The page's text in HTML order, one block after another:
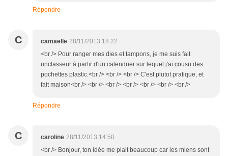
Répondre
C camaelle 28/11/2013 18:22
<br /> Pour ranger mes dies et tampons, je me suis fait
unclasseur à partir d'un calendrier sur lequel j'ai cousu des
pochettes plastic.<br /> <br /> <br /> C'est plutot pratique, et
fait maison<br /> <br /> <br /> <br /> <br /> <br /> <br />
Répondre
C caroline 28/11/2013 14:50
<br /> Bonjour, ton idée me plait beaucoup car les miens sont